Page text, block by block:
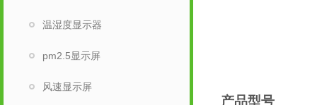
温湿度显示器
pm2.5显示屏
风速显示屏
产品型号